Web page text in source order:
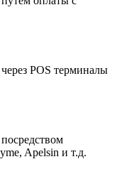
POS терминалы
Apelsin и т.д.